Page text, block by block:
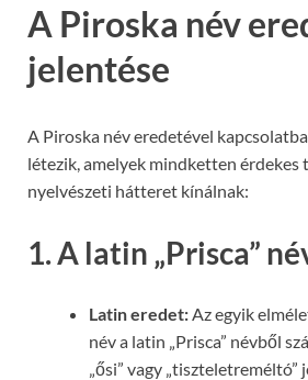
A Piroska név
jelentése
A Piroska név eredetével
létezik, amelyek mindketten érdekes
nyelvészeti hátteret kínálnak:
1. A latin „Prisca”
Latin eredet: Az egyik
név a latin „Prisca” névből
„ősi” vagy „tiszteletreméltó”